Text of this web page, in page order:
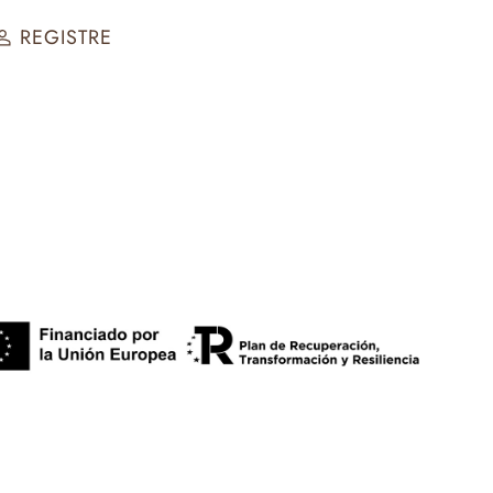
REGISTRE